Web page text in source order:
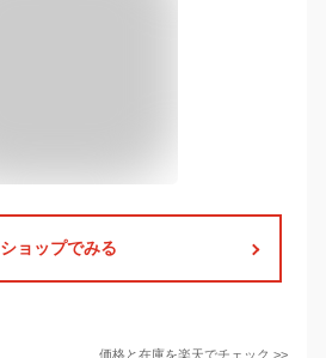
ショップでみる
価格と在庫を楽天でチェック >>